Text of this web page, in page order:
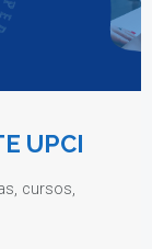
UPCI
cursos,